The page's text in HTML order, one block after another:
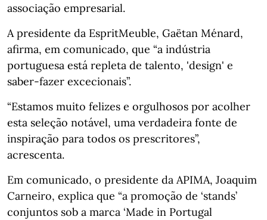
associação empresarial.
A presidente da EspritMeuble, Gaëtan Ménard,
afirma, em comunicado, que “a indústria
portuguesa está repleta de talento, 'design' e
saber-fazer excecionais”.
“Estamos muito felizes e orgulhosos por acolher
esta seleção notável, uma verdadeira fonte de
inspiração para todos os prescritores”,
acrescenta.
Em comunicado, o presidente da APIMA, Joaquim
Carneiro, explica que “a promoção de ‘stands’
conjuntos sob a marca ‘Made in Portugal